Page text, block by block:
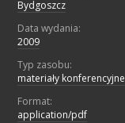
Bydgoszcz
Data wydania:
2009
Typ zasobu:
materiały konferencyjne
Format:
application/pdf